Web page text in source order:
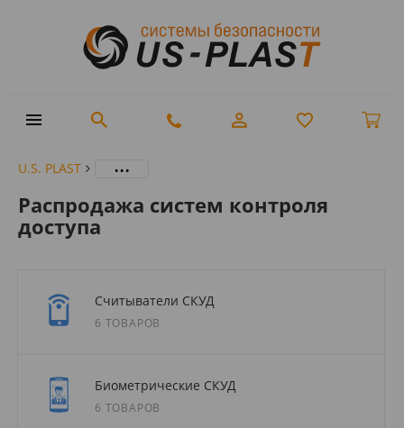
U.S. PLAST ...
Распродажа систем контроля
доступа
Считыватели СКУД
6 ТОВАРОВ
Биометрические СКУД
6 ТОВАРОВ